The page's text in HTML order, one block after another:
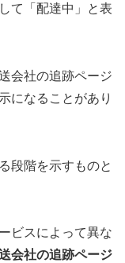
て「配達中」と表
会社の追跡ページ
になることがあり
段階を示すものと
ビスによって異な
会社の追跡ページ